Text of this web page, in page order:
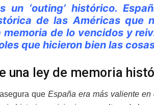
un ‘outing’ histórico.
de las Américas que
memoria de lo vencidos y
que hicieron bien las
una ley de memoria
que España era más valiente en